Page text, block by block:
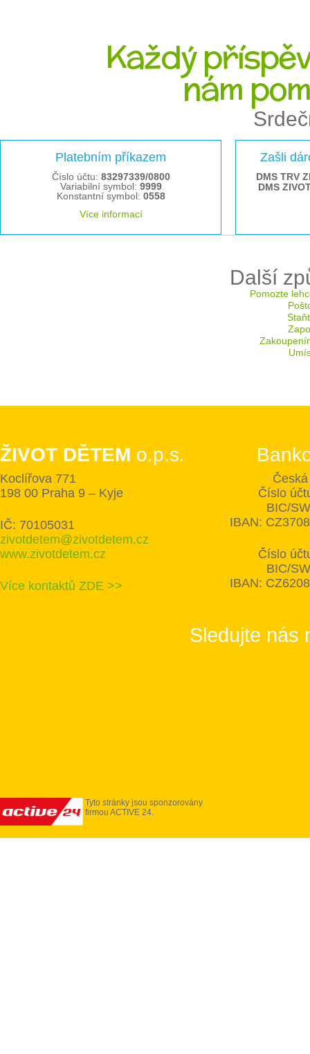
Každý
nám
Platebním příkazem
Číslo účtu: 83297339/0800
Variabilní symbol: 9999
Konstantní symbol: 0558
Více informací
Zašli
DMS TRV
DMS
Další
Pomozte
ŽIVOT DĚTEM o.p.s.
Koclířova 771
198 00 Praha 9 – Kyje
IČ: 70105031
zivotdetem@zivotdetem.cz
www.zivotdetem.cz
Více kontaktů ZDE >>
Číslo
BIC/
IBAN:
Číslo
BIC/
IBAN:
Sledujte nás
Tyto stránky jsou sponzorovány
firmou ACTIVE 24.